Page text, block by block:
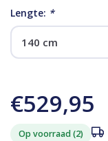
Lengte: *
€529,95
Op voorraad (2)